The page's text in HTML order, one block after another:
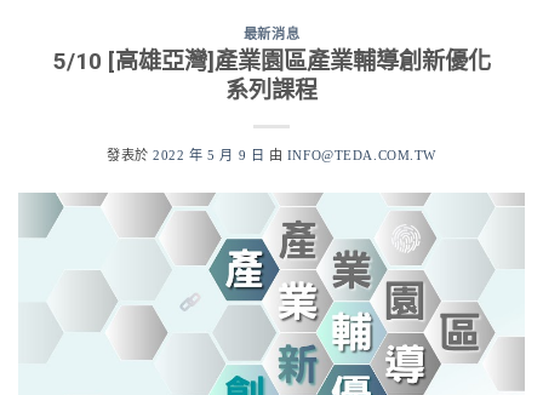
最新消息
5/10 [高雄亞灣]產業園區產業輔導創新優化
系列課程
發表於2022 年 5 月 9 日 由 INFO@TEDA.COM.TW